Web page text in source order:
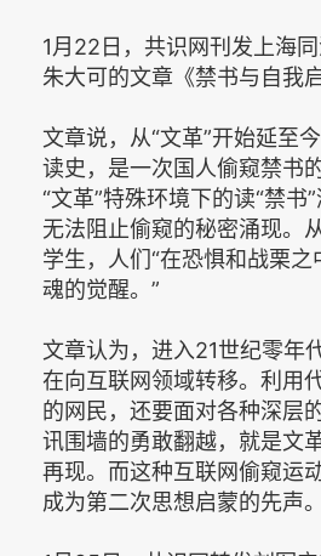
1月22日，共识网刊发上海
朱大可的文章《禁书与自我
文章说，从“文革”开始延至
读史，是一次国人偷窥禁书
“文革”特殊环境下的读“禁书
无法阻止偷窥的秘密涌现。
学生，人们“在恐惧和战栗
魂的觉醒。”
文章认为，进入21世纪零年
在向互联网领域转移。利用
的网民，还要面对各种深层
讯围墙的勇敢翻越，就是文
再现。而这种互联网偷窥运
成为第二次思想启蒙的先声。